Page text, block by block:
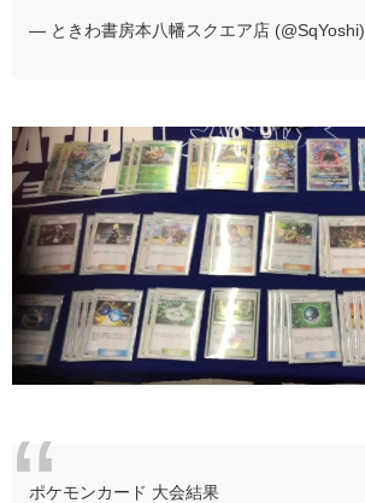
— ときわ書房本八幡スクエア店 (@SqYoshi)
ポケモンカード 大会結果